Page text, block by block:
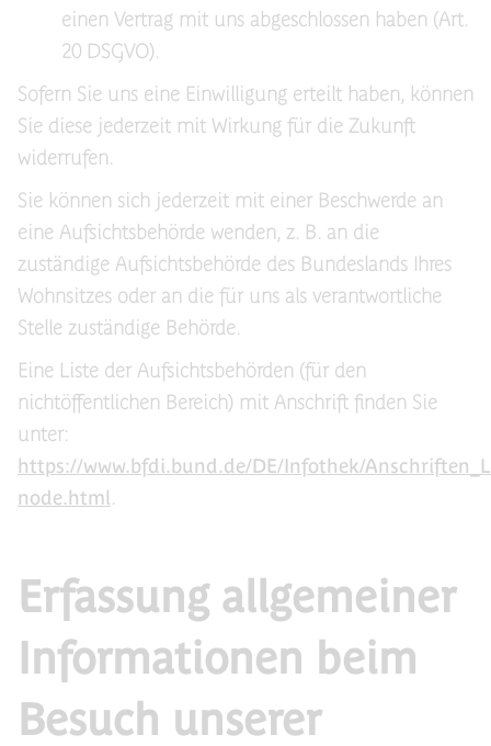
einen Vertrag mit uns abgeschlossen haben (Art.
20 DSGVO).
Sofern Sie uns eine Einwilligung erteilt haben, können
Sie diese jederzeit mit Wirkung für die Zukunft
widerrufen.
Sie können sich jederzeit mit einer Beschwerde an
eine Aufsichtsbehörde wenden, z. B. an die
zuständige Aufsichtsbehörde des Bundeslands Ihres
Wohnsitzes oder an die für uns als verantwortliche
Stelle zuständige Behörde.
Eine Liste der Aufsichtsbehörden (für den
nichtöffentlichen Bereich) mit Anschrift finden Sie
unter:
https://www.bfdi.bund.de/DE/Infothek/
node.html.
Erfassung allgemeiner
Informationen beim
Besuch unserer